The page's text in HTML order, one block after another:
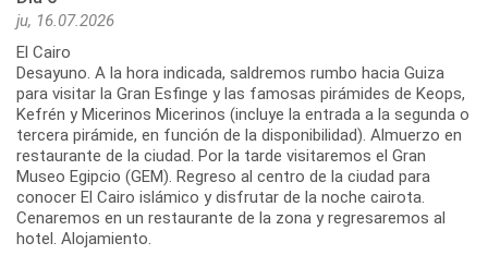
ju, 16.07.2026
El Cairo
Desayuno. A la hora indicada, saldremos rumbo hacia Guiza
para visitar la Gran Esfinge y las famosas pirámides de Keops,
Kefrén y Micerinos Micerinos (incluye la entrada a la segunda o
tercera pirámide, en función de la disponibilidad). Almuerzo en
restaurante de la ciudad. Por la tarde visitaremos el Gran
Museo Egipcio (GEM). Regreso al centro de la ciudad para
conocer El Cairo islámico y disfrutar de la noche cairota.
Cenaremos en un restaurante de la zona y regresaremos al
hotel. Alojamiento.